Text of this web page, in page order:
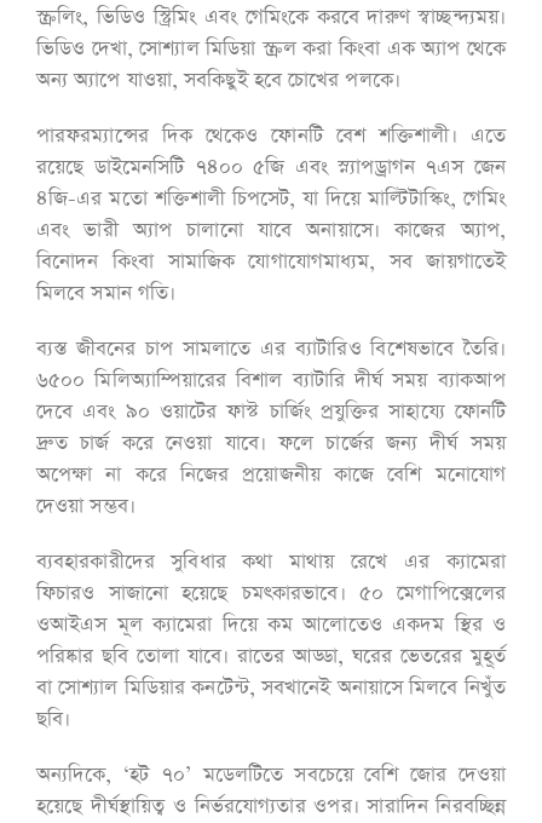
স্ক্রলিং, ভিডিও স্ট্রিমিং এবং গেমিংকে করবে দারুণ স্বাচ্ছন্দ্যময়।
ভিডিও দেখা, সোশ্যাল মিডিয়া স্ক্রল করা কিংবা এক অ্যাপ থেকে
অন্য অ্যাপে যাওয়া, সবকিছুই হবে চোখের পলকে।
পারফরম্যান্সের দিক থেকেও ফোনটি বেশ শক্তিশালী। এতে
রয়েছে ডাইমেনসিটি ৭৪০০ ৫জি এবং স্ন্যাপড্রাগন ৭এস জেন
৪জি-এর মতো শক্তিশালী চিপসেট, যা দিয়ে মাল্টিটাস্কিং, গেমিং
এবং ভারী অ্যাপ চালানো যাবে অনায়াসে। কাজের অ্যাপ,
বিনোদন কিংবা সামাজিক যোগাযোগমাধ্যম, সব জায়গাতেই
মিলবে সমান গতি।
ব্যস্ত জীবনের চাপ সামলাতে এর ব্যাটারিও বিশেষভাবে তৈরি।
৬৫০০ মিলিঅ্যাম্পিয়ারের বিশাল ব্যাটারি দীর্ঘ সময় ব্যাকআপ
দেবে এবং ৯০ ওয়াটের ফাস্ট চার্জিং প্রযুক্তির সাহায্যে ফোনটি
দ্রুত চার্জ করে নেওয়া যাবে। ফলে চার্জের জন্য দীর্ঘ সময়
অপেক্ষা না করে নিজের প্রয়োজনীয় কাজে বেশি মনোযোগ
দেওয়া সম্ভব।
ব্যবহারকারীদের সুবিধার কথা মাথায় রেখে এর ক্যামেরা
ফিচারও সাজানো হয়েছে চমৎকারভাবে। ৫০ মেগাপিক্সেলের
ওআইএস মূল ক্যামেরা দিয়ে কম আলোতেও একদম স্থির ও
পরিষ্কার ছবি তোলা যাবে। রাতের আড্ডা, ঘরের ভেতরের মুহূর্ত
বা সোশ্যাল মিডিয়ার কনটেন্ট, সবখানেই অনায়াসে মিলবে নিখুঁত
ছবি।
অন্যদিকে, ‘হট ৭০’ মডেলটিতে সবচেয়ে বেশি জোর দেওয়া
হয়েছে দীর্ঘস্থায়িত্ব ও নির্ভরযোগ্যতার ওপর। সারাদিন নিরবচ্ছিন্ন